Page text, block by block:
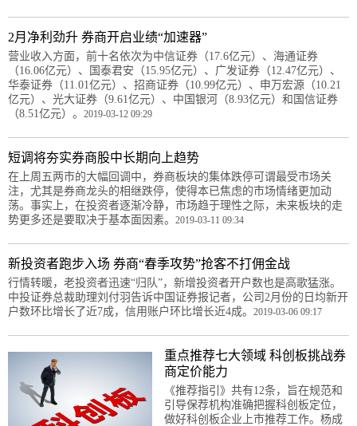
2月净利劲升 券商开启业绩“加速器”
营业收入方面，前十名依次为中信证券（17.6亿元）、海通证券
（16.06亿元）、国泰君安（15.95亿元）、广发证券（12.47亿元）、
华泰证券（11.01亿元）、招商证券（10.99亿元）、申万宏源（10.21
亿元）、光大证券（9.61亿元）、中国银河（8.93亿元）和国信证券
（8.51亿元）。 2019-03-12 09:29
短调将夯实券商股中长期向上趋势
在上周五两市的大幅回调中，券商板块的集体跌停可谓最受市场关
注，尤其是券商龙头的相继跌停，使得本已焦虑的市场情绪更加动
荡。事实上，在投资者逐渐冷静，市场趋于理性之际，未来板块的走
势更多还是要取决于基本面因素。 2019-03-11 09:34
新投资者跑步入场 券商“春季攻势”抢客不打佣金战
行情转暖，老投资者迅速“归队”，新增投资者开户数也是高歌猛涨。
中投证券总裁助理刘付羽告诉中国证券报记者，公司2月份的日均新开
户数环比增长了近7成，信用账户环比增长近4成。 2019-03-06 09:17
重点推荐七大领域 科创板挑战券
商定价能力
《推荐指引》共有12条，旨在规范和
引导保荐机构准确把握科创板定位，
做好科创板企业上市推荐工作。杨成